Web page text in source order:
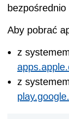
bezpośrednio
Aby pobrać
z
z